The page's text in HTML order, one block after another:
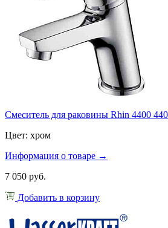
Смеситель для раковины Rhin 4400
Цвет: хром
Информация о товаре →
7 050 руб.
Добавить в корзину